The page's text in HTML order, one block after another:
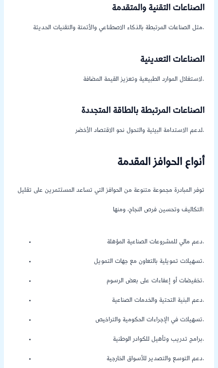
الصناعات التقنية والمتقدمة
مثل الصناعات المرتبطة بالذكاء الاصطناعي والأتمتة والتقنيات الحديثة.
الصناعات التعدينية
لاستغلال الموارد الطبيعية وتعزيز القيمة المضافة.
الصناعات المرتبطة بالطاقة المتجددة
لدعم الاستدامة البيئية والتحول نحو الاقتصاد الأخضر.
أنواع الحوافز المقدمة
توفر المبادرة مجموعة متنوعة من الحوافز التي تساعد المستثمرين على تقليل
التكاليف وتحسين فرص النجاح، ومنها:
دعم مالي للمشروعات الصناعية المؤهلة.
تسهيلات تمويلية بالتعاون مع جهات التمويل.
تخفيضات أو إعفاءات على بعض الرسوم.
دعم البنية التحتية والخدمات الصناعية.
تسهيلات في الإجراءات الحكومية والتراخيص.
برامج تدريب وتأهيل للكوادر الوطنية.
دعم التوسع والتصدير للأسواق الخارجية.